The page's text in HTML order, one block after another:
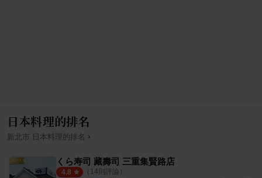
日本料理的排名
新北市 日本料理 的排名 ›
くら寿司 藏壽司 三重集賢路店
4.8 （ 14則評論）